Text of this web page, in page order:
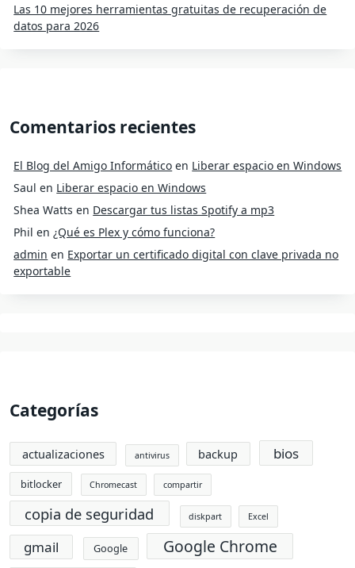
Las 10 mejores herramientas gratuitas de recuperación de
datos para 2026
Comentarios recientes
El Blog del Amigo Informático en Liberar espacio en Windows
Saul en Liberar espacio en Windows
Shea Watts en Descargar tus listas Spotify a mp3
Phil en¿Qué es Plex y cómo funciona?
admin en Exportar un certificado digital con clave privada no
exportable
Categorías
actualizaciones antivirus backup bios
bitlocker Chromecast compartir
copia de seguridad diskpart Excel
gmail Google
Google Chrome